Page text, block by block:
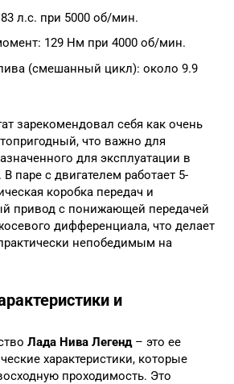
л.с. при 5000 об/мин.
129 Нм при 4000 об/мин.
(смешанный цикл): около 9.9
зарекомендовал себя как очень
что важно для
для эксплуатации в
паре с двигателем работает 5-
коробка передач и
привод с понижающей передачей
дифференциала, что делает
непобедимым на
и
Лада Нива Легенд– это ее
характеристики, которые
проходимость. Это